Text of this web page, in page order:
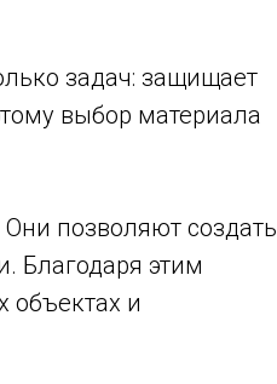
задач: защищает
выбор материала
позволяют создать
Благодаря этим
объектах и